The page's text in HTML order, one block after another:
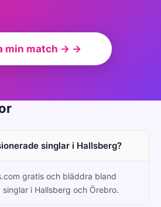
min match → →
singlar i Hallsberg?
gratis och bläddra bland
i Hallsberg och Örebro.